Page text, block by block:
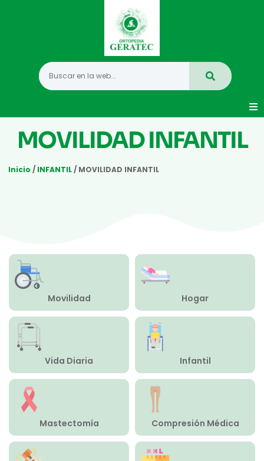
Movilidad
Hogar
Mastectomia
Compresión Médica
Fabricación a Medida
Zona XXL
Alquiler
MOVILIDAD INFANTIL
Inicio / INFANTIL/ MOVILIDAD INFANTIL
Movilidad Hogar
Vida Diaria Infantil
Mastectomía Compresión Médica